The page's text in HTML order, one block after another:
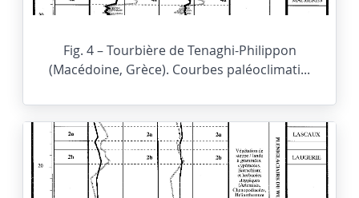
Fig. 4 – Tourbière de Tenaghi-Philippon
(Macédoine, Grèce). Courbes paléoclimati...